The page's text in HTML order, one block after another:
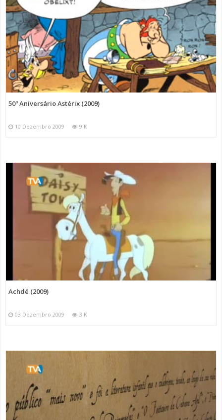
50º Aniversário Astérix (2009)
10 Dezembro 2009 9 K
Achdé (2009)
03 Dezembro 2009 3 K